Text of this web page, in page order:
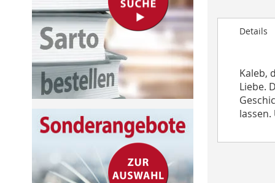
images
gallery
Details
Kaleb,
Liebe.
lassen.